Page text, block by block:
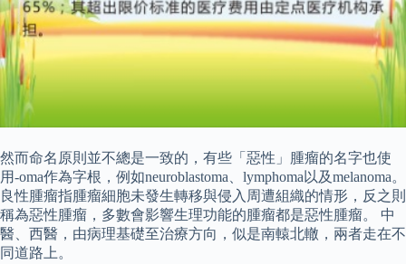
然而命名原則並不總是一致的，有些「惡性」腫瘤的名字也使
用-oma作為字根，例如neuroblastoma、lymphoma以及melanoma。
良性腫瘤指腫瘤細胞未發生轉移與侵入周遭組織的情形，反之則
稱為惡性腫瘤，多數會影響生理功能的腫瘤都是惡性腫瘤。 中
醫、西醫，由病理基礎至治療方向，似是南轅北轍，兩者走在不
同道路上。